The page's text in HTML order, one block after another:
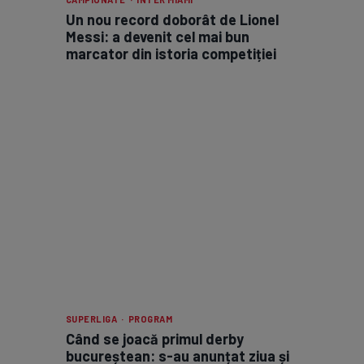
Un nou record doborât de Lionel
Messi: a devenit cel mai bun
marcator din istoria competiției
SUPERLIGA · PROGRAM
Când se joacă primul derby
bucureștean: s-au anunțat ziua și